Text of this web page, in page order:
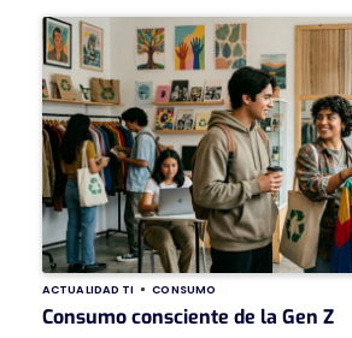
ACTUALIDAD TI CONSUMO
Consumo consciente de la Gen Z